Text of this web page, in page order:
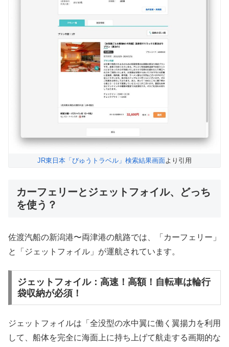
JR東日本「びゅうトラベル」検索結果画面より引用
カーフェリーとジェットフォイル、どっち
を使う？
佐渡汽船の新潟港〜両津港の航路では、「カーフェリー」
と「ジェットフォイル」が運航されています。
ジェットフォイル：高速！高額！自転車は輪行
袋収納が必須！
ジェットフォイルは「全没型の水中翼に働く翼揚力を利用
して、船体を完全に海面上に持ち上げて航走する画期的な